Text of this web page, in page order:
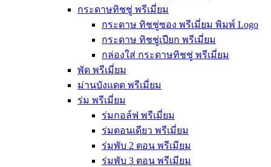
กระดาษทิชชู่ พรีเมี่ยม
กระดาษ ทิชชู่ซอง พรีเมี่ยม พิมพ์ Logo
กระดาษ ทิชชู่เปียก พรีเมี่ยม
กล่องใส่ กระดาษทิชชู่ พรีเมี่ยม
พัด พรีเมี่ยม
ม่านบังแดด พรีเมี่ยม
ร่ม พรีเมี่ยม
ร่มกอล์ฟ พรีเมี่ยม
ร่มตอนเดียว พรีเมี่ยม
ร่มพับ 2 ตอน พรีเมียม
ร่มพับ 3 ตอน พรีเมียม